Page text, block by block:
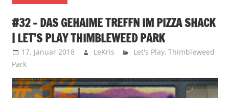
#32 – DAS GEHAIME TREFFN IM PIZZA SHACK
| LET’S PLAY THIMBLEWEED PARK
17. Januar 2018 LeKris Let's Play,Thimbleweed
Park